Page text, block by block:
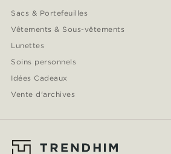
Sacs & Portefeuilles
Vêtements & Sous-vêtements
Lunettes
Soins personnels
Idées Cadeaux
Vente d'archives